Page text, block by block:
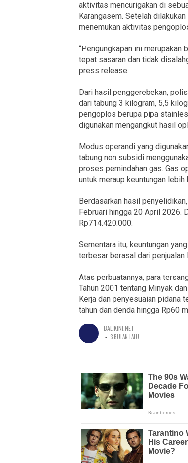
aktivitas mencurigakan di
Karangasem. Setelah
menemukan aktivitas
“Pengungkapan ini
tepat sasaran dan tidak
press release.
Dari hasil penggerebekan,
dari tabung 3 kilogram, 5,5
pengoplos berupa pipa
digunakan mengangkut hasil
Modus operandi yang
tabung non subsidi
proses pemindahan gas. Gas
untuk meraup keuntungan lebih
Berdasarkan hasil
Februari hingga 20 April 2026.
Rp714.420.000.
Sementara itu, keuntungan
terbesar berasal dari penjualan
Atas perbuatannya, para
Tahun 2001 tentang Minyak
Kerja dan penyesuaian pidana
tahun dan denda hingga Rp60
BALIKINI.NET
- 3 BULAN LALU